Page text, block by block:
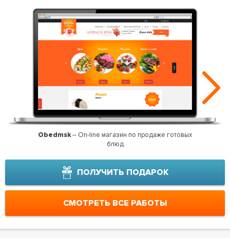
Obedmsk– On-line магазин по продаже готовых
блюд
ПОЛУЧИТЬ ПОДАРОК
СМОТРЕТЬ ВСЕ РАБОТЫ